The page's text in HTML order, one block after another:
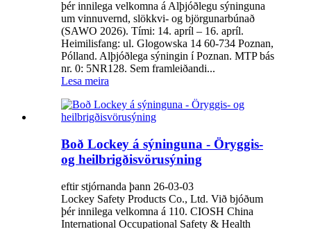
þér innilega velkomna á Alþjóðlegu sýninguna
um vinnuvernd, slökkvi- og björgunarbúnað
(SAWO 2026). Tími: 14. apríl – 16. apríl.
Heimilisfang: ul. Glogowska 14 60-734 Poznan,
Pólland. Alþjóðlega sýningin í Poznan. MTP bás
nr. 0: 5NR128. Sem framleiðandi...
Lesa meira
Boð Lockey á sýninguna - Öryggis-
og heilbrigðisvörusýning
eftir stjórnanda þann 26-03-03
Lockey Safety Products Co., Ltd. Við bjóðum
þér innilega velkomna á 110. CIOSH China
International Occupational Safety & Health